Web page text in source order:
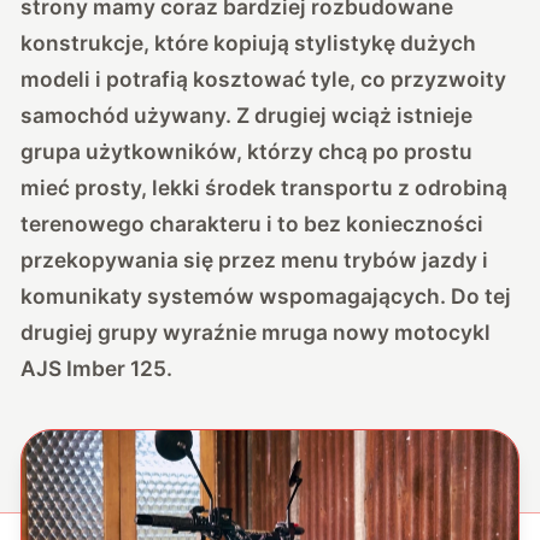
strony mamy coraz bardziej rozbudowane
konstrukcje, które kopiują stylistykę dużych
modeli i potrafią kosztować tyle, co przyzwoity
samochód używany. Z drugiej wciąż istnieje
grupa użytkowników, którzy chcą po prostu
mieć prosty, lekki środek transportu z odrobiną
terenowego charakteru i to bez konieczności
przekopywania się przez menu trybów jazdy i
komunikaty systemów wspomagających. Do tej
drugiej grupy wyraźnie mruga nowy motocykl
AJS Imber 125.